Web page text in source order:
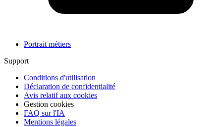
Portrait métiers
Support
Conditions d'utilisation
Déclaration de confidentialité
Avis relatif aux cookies
Gestion cookies
FAQ sur l'IA
Mentions légales